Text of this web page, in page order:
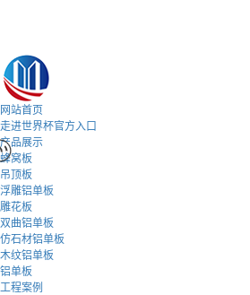
网站首页
走进世界杯官方入口
产品展示
蜂窝板
吊顶板
浮雕铝单板
雕花板
双曲铝单板
仿石材铝单板
木纹铝单板
铝单板
工程案例